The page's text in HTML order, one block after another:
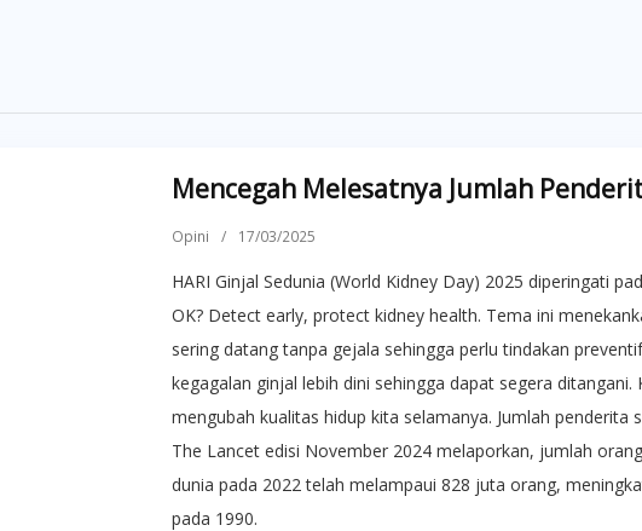
Mencegah Melesatnya Jumlah
Opini / 17/03/2025
HARI Ginjal Sedunia (World Kidney Day) 2025 diperingati
OK? Detect early, protect kidney health. Tema ini
sering datang tanpa gejala sehingga perlu tindakan
kegagalan ginjal lebih dini sehingga dapat segera
mengubah kualitas hidup kita selamanya. Jumlah
The Lancet edisi November 2024 melaporkan, jumlah
dunia pada 2022 telah melampaui 828 juta orang,
pada 1990.